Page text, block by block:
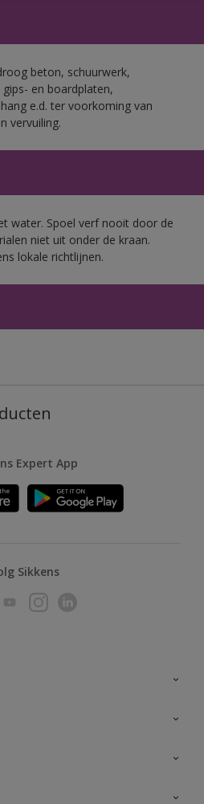
beton, schuurwerk,
en boardplaten,
e.d. ter voorkoming van
vervuiling.
water. Spoel verf nooit door de
niet uit onder de kraan.
lokale richtlijnen.
Expert App
Sikkens